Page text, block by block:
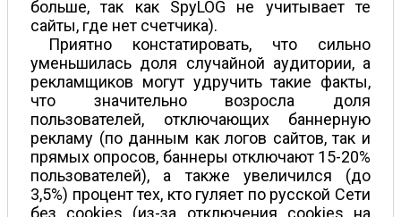
больше, так как SpyLOG не учитывает те
сайты, где нет счетчика).
Приятно констатировать, что сильно
уменьшилась доля случайной аудитории, а
рекламщиков могут удручить такие факты,
что значительно возросла доля
пользователей, отключающих баннерную
рекламу (по данным как логов сайтов, так и
прямых опросов, баннеры отключают 15-20%
пользователей), а также увеличился (до
3,5%) процент тех, кто гуляет по русской Сети
без cookies (из-за отключения cookies на